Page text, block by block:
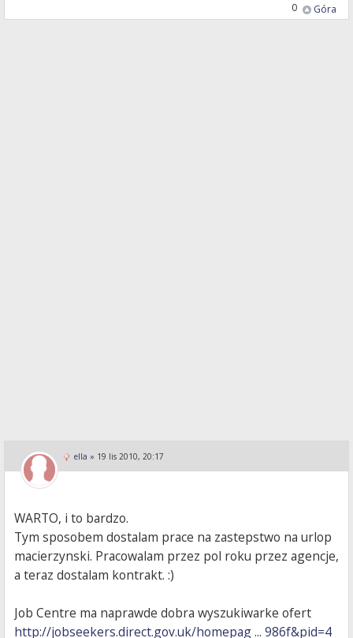
Góra
0
ella » 19 lis 2010, 20:17
WARTO, i to bardzo.
Tym sposobem dostalam prace na zastepstwo na urlop
macierzynski. Pracowalam przez pol roku przez agencje,
a teraz dostalam kontrakt. :)
Job Centre ma naprawde dobra wyszukiwarke ofert
http://jobseekers.direct.gov.uk/homepag ... 986f&pid=4